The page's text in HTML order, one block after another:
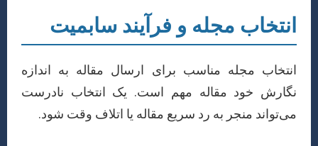
انتخاب مجله و فرآیند سابمیت
انتخاب مجله مناسب برای ارسال مقاله به اندازه
نگارش خود مقاله مهم است. یک انتخاب نادرست
می‌تواند منجر به رد سریع مقاله یا اتلاف وقت شود.